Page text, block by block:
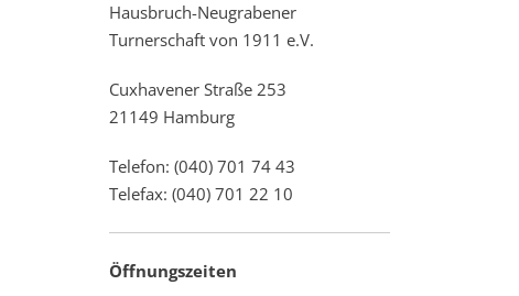
Hausbruch-Neugrabener
Turnerschaft von 1911 e.V.
Cuxhavener Straße 253
21149 Hamburg
Telefon: (040) 701 74 43
Telefax: (040) 701 22 10
Öffnungszeiten